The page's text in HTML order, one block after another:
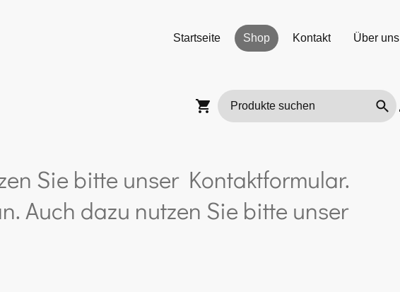
Startseite Shop Kontakt Über uns
Sie bitte unser Kontaktformular.
Auch dazu nutzen Sie bitte unser